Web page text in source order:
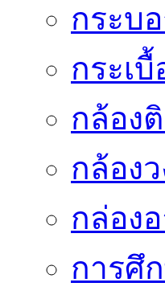
กระบ
กระเ
กล้อง
กล้อง
กล่อง
การศึ